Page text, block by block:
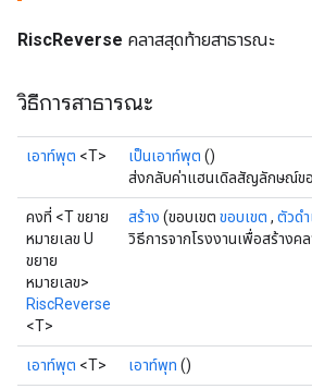
RiscReverse คลาสสุดท้ายสาธารณะ
วิธีการสาธารณะ
เอาท์พุต <T> เป็นเอาท์พุต ()
ส่งกลับค่าแฮนเดิลสัญลักษณ์ขอ
คงที่ <T ขยาย
หมายเลข U
ขยาย
หมายเลข>
RiscReverse
<T>
สร้าง (ขอบเขต ขอบเขต , ตัวดำ
วิธีการจากโรงงานเพื่อสร้างค
เอาท์พุต <T> เอาท์พุท ()